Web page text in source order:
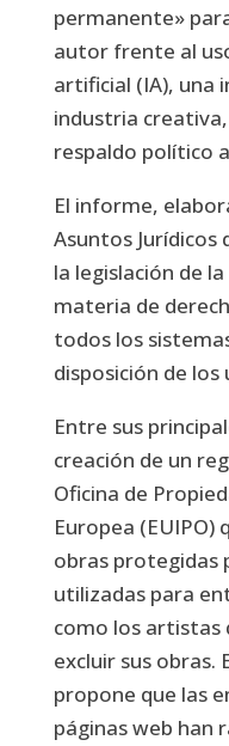
permanente»
autor frente al
artificial (IA), una
industria
respaldo político
El informe,
Asuntos Jurídicos
la legislación de
materia de
todos los
disposición de los
Entre sus
creación de un
Oficina de
Europea (EUIPO)
obras protegidas
utilizadas para
como los artistas
excluir sus
propone que las
páginas web han